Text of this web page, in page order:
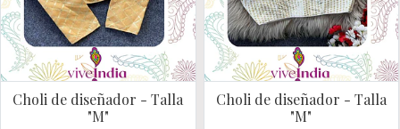
Choli de diseñador - Talla
"M"
Choli de diseñador - Talla
"M"